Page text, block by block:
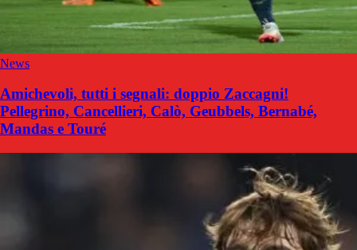
News
Amichevoli, tutti i segnali: doppio Zaccagni!
Pellegrino, Cancellieri, Calò, Geubbels, Bernabé,
Mandas e Touré